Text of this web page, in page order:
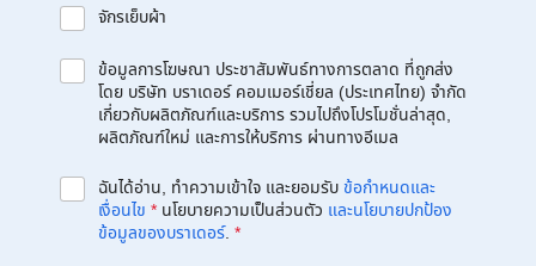
จักรเย็บผ้า
ข้อมูลการโฆษณา ประชาสัมพันธ์ทางการตลาด ที่ถูกส่ง
โดย บริษัท บราเดอร์ คอมเมอร์เชี่ยล (ประเทศไทย) จำกัด
เกี่ยวกับผลิตภัณฑ์และบริการ รวมไปถึงโปรโมชั่นล่าสุด,
ผลิตภัณฑ์ใหม่ และการให้บริการ ผ่านทางอีเมล
ฉันได้อ่าน, ทำความเข้าใจ และยอมรับข้อกำหนดและ
เงื่อนไข * นโยบายความเป็นส่วนตัว และนโยบายปกป้อง
ข้อมูลของบราเดอร์. *